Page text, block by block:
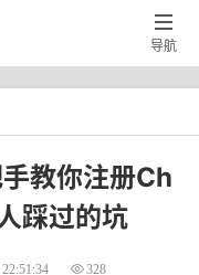

导航
教你注册Ch
踩过的坑
328